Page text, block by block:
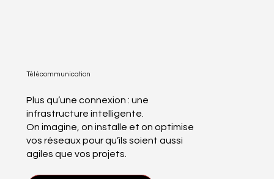
Plus qu’une connexion : une
infrastructure intelligente.
On imagine, on installe et on optimise
vos réseaux pour qu’ils soient aussi
agiles que vos projets.
Télécommunication